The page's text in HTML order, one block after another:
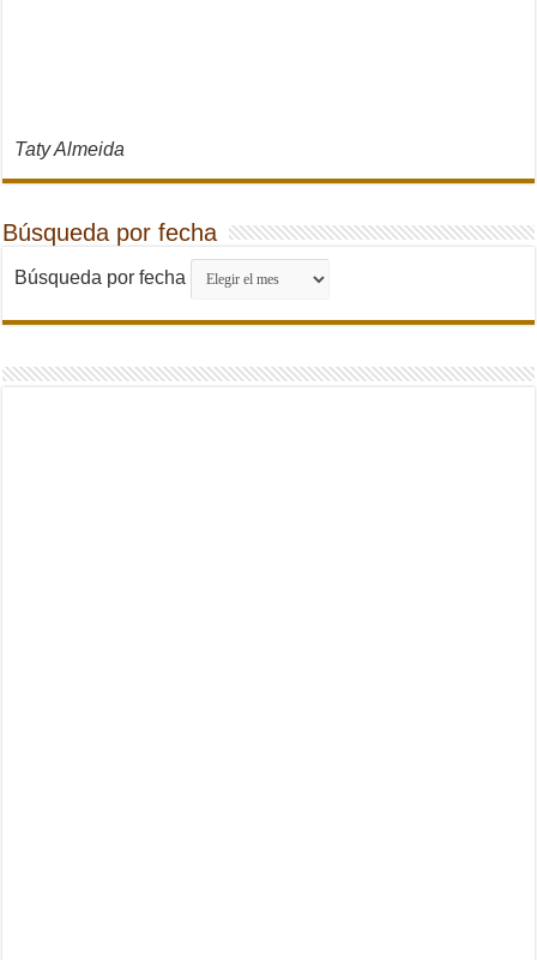
Taty Almeida
Búsqueda por fecha
Búsqueda por fecha